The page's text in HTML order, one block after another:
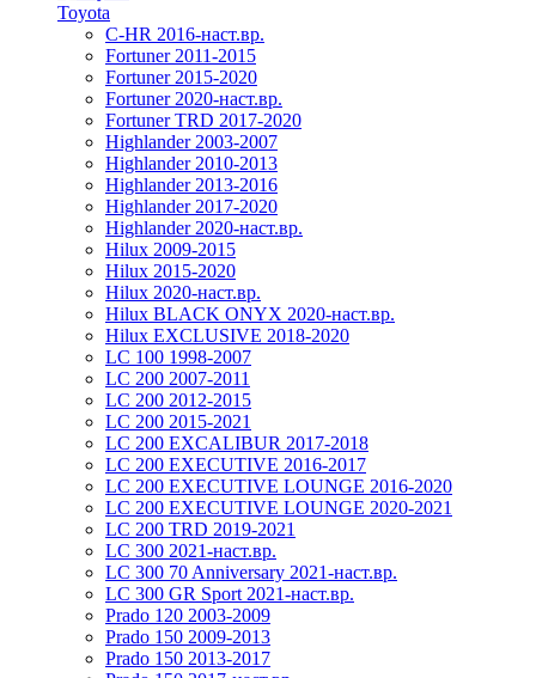
Toyota
C-HR 2016-наст.вр.
Fortuner 2011-2015
Fortuner 2015-2020
Fortuner 2020-наст.вр.
Fortuner TRD 2017-2020
Highlander 2003-2007
Highlander 2010-2013
Highlander 2013-2016
Highlander 2017-2020
Highlander 2020-наст.вр.
Hilux 2009-2015
Hilux 2015-2020
Hilux 2020-наст.вр.
Hilux BLACK ONYX 2020-наст.вр.
Hilux EXCLUSIVE 2018-2020
LC 100 1998-2007
LC 200 2007-2011
LC 200 2012-2015
LC 200 2015-2021
LC 200 EXCALIBUR 2017-2018
LC 200 EXECUTIVE 2016-2017
LC 200 EXECUTIVE LOUNGE 2016-2020
LC 200 EXECUTIVE LOUNGE 2020-2021
LC 200 TRD 2019-2021
LC 300 2021-наст.вр.
LC 300 70 Anniversary 2021-наст.вр.
LC 300 GR Sport 2021-наст.вр.
Prado 120 2003-2009
Prado 150 2009-2013
Prado 150 2013-2017